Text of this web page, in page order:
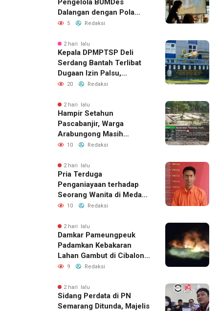
Pengelola BUMDes
Dalangan dengan Pola
Pikir Inovatif
5 Redaksi
2 hari lalu
Kepala DPMPTSP Deli
Serdang Bantah Terlibat
Dugaan Izin Palsu,
Tegaskan Proses
Jalur Resmi
20 Redaksi
2 hari lalu
Hampir Setahun
Pascabanjir, Warga
Arabungong Masih
Menunggu Bantuan
10 Redaksi
2 hari lalu
Pria Terduga
Penganiayaan terhadap
Seorang Wanita di Medan
Ditangkap Polisi
10 Redaksi
2 hari lalu
Damkar Pameungpeuk
Padamkan Kebakaran
Lahan Gambut di Cibalong,
Permukiman Warga
9 Redaksi
2 hari lalu
Sidang Perdata di PN
Semarang Ditunda, Majelis